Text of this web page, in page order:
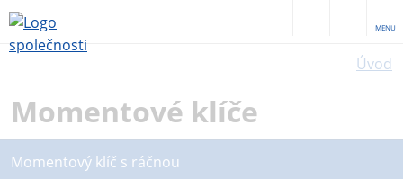
MENU
Úvod
Momentové klíče
Momentový klíč s ráčnou